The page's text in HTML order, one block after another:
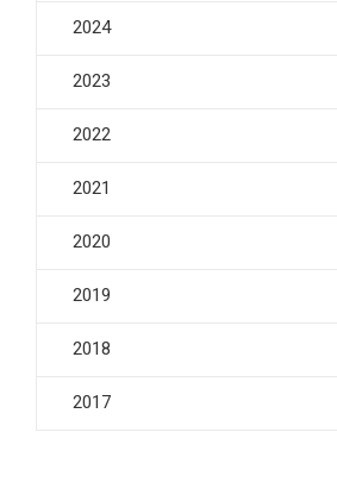
2024
2023
2022
2021
2020
2019
2018
2017